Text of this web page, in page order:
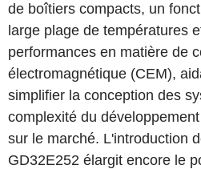
de boîtiers compacts, un
large plage de températures
performances en matière de
électromagnétique (CEM),
simplifier la conception des
complexité du
sur le marché. L'introduction
GD32E252 élargit encore le